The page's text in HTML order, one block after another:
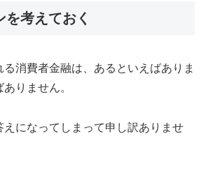
考えておく
消費者金融は、あるといえばありま
りません。
えになってしまって申し訳ありませ